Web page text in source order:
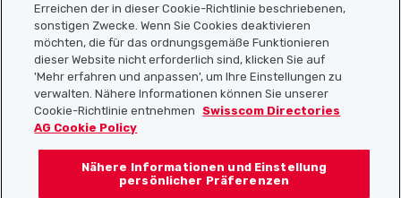
Nützliche Links
Localcities App herunterladen
Folgt uns auf:
Erreichen der in dieser Cookie-Richtlinie beschriebenen,
sonstigen Zwecke. Wenn Sie Cookies deaktivieren
möchten, die für das ordnungsgemäße Funktionieren
dieser Website nicht erforderlich sind, klicken Sie auf
'Mehr erfahren und anpassen', um Ihre Einstellungen zu
verwalten. Nähere Informationen können Sie unserer
Cookie-Richtlinie entnehmen
Swisscom Directories
AG Cookie Policy
Nähere Informationen und Einstellung
persönlicher Präferenzen